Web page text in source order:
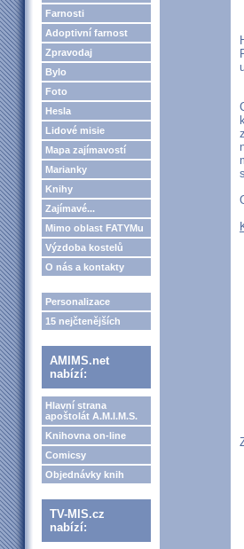
Farnosti
Adoptivní farnost
Zpravodaj
Bylo
Foto
Hesla
Lidové misie
Mapa zajímavostí
Marianky
Knihy
Zajímavé...
Mimo oblast FATYMu
Výzdoba kostelů
O nás a kontakty
Personalizace
15 nejčtenějších
AMIMS.net
nabízí:
Hlavní strana
apoštolát A.M.I.M.S.
Knihovna on-line
Comicsy
Objednávky knih
TV-MIS.cz
nabízí: